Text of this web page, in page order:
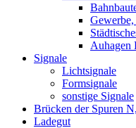
Auhagen
Signale
Lichtsignale
Formsignale
sonstige Signale
Brücken der Spuren
Ladegut